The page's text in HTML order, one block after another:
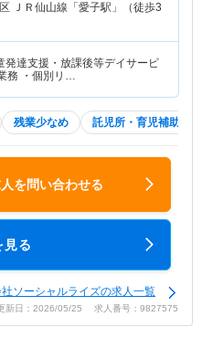
ＪＲ仙山線「愛子駅」（徒歩3
発達支援・放課後等デイサービ
務 ・個別リ…
残業少なめ 託児所・育児補助
を問い合わせる
見る
ソーシャルライズの求人一覧
新日：2026/05/25 求人番号：9827575